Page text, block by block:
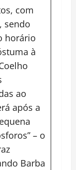
com
sendo
horário
à
ao
após a
– o
Barba